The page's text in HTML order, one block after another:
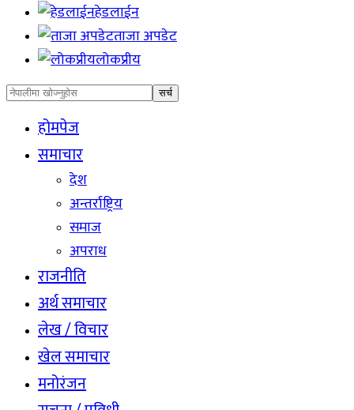
हेडलाईन
ताजा अपडेट
लोकप्रीय
होमपेज
समाचार
देश
अन्तर्राष्ट्रिय
समाज
अपराध
राजनीति
अर्थ समाचार
लेख / विचार
खेल समाचार
मनोरंजन